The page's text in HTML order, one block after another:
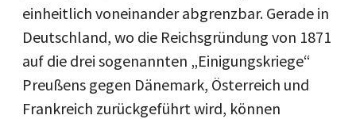
einheitlich voneinander abgrenzbar. Gerade in
Deutschland, wo die Reichsgründung von 1871
auf die drei sogenannten „Einigungskriege“
Preußens gegen Dänemark, Österreich und
Frankreich zurückgeführt wird, können